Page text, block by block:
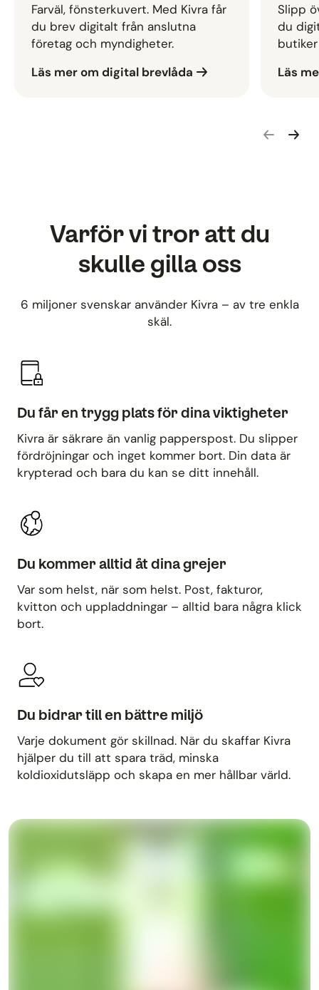
Farväl, fönsterkuvert. Med Kivra får
du brev digitalt från anslutna
företag och myndigheter.
Läs mer om digital brevlåda
Slipp
du
Läs
Gå bakåt
Gå
Varför vi tror att du
skulle gilla oss
6 miljoner svenskar använder Kivra – av tre enkla
skäl.
Du får en trygg plats för dina viktigheter
Kivra är säkrare än vanlig papperspost. Du slipper
fördröjningar och inget kommer bort. Din data är
krypterad och bara du kan se ditt innehåll.
Du kommer alltid åt dina grejer
Var som helst, när som helst. Post, fakturor,
kvitton och uppladdningar – alltid bara några klick
bort.
Du bidrar till en bättre miljö
Varje dokument gör skillnad. När du skaffar Kivra
hjälper du till att spara träd, minska
koldioxidutsläpp och skapa en mer hållbar värld.